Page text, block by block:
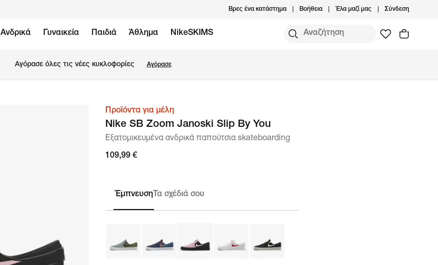
Βρες ένα κατάστημα Βοήθεια Έλα μαζί μας Σύνδεση
Ανδρικά Γυναικεία Παιδιά Άθλημα NikeSKIMS
Αγόρασε όλες τις νέες κυκλοφορίες Αγόρασε
εικόναΠροϊόντα για μέλη
Nike SB Zoom Janoski Slip By You
Εξατομικευμένα ανδρικά παπούτσια skateboarding
109,99 €
ΈμπνευσηΤα σχέδιά σου